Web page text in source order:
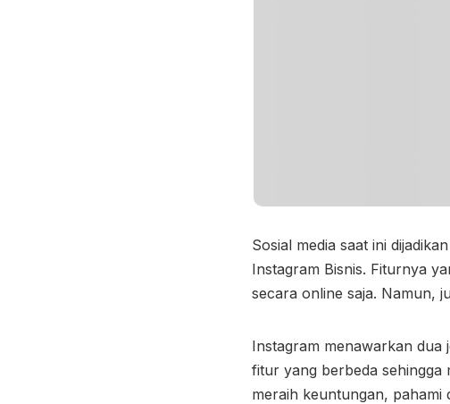
Sosial media saat ini
Instagram Bisnis. Fiturnya
secara online saja. Namun,
Instagram menawarkan dua
fitur yang berbeda sehingga
meraih keuntungan, pahami